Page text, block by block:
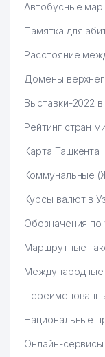
Автобусные
Памятка для
Расстояние
Домены
Выставки-2022
Рейтинг стран
Карта Ташкента
Коммунальные
Курсы валют в
Обозначения по
Маршрутные
Международные
Национальные
Онлайн-сервисы